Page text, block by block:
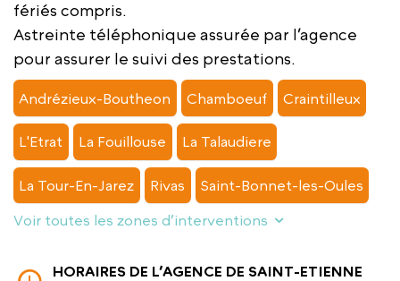
fériés compris.
Astreinte téléphonique assurée par l’agence
pour assurer le suivi des prestations.
Andrézieux-Boutheon Chamboeuf Craintilleux
L'Etrat La Fouillouse La Talaudiere
La Tour-En-Jarez Rivas Saint-Bonnet-les-Oules
Voir toutes les zones d’interventions
HORAIRES DE L’AGENCE DE SAINT-ETIENNE